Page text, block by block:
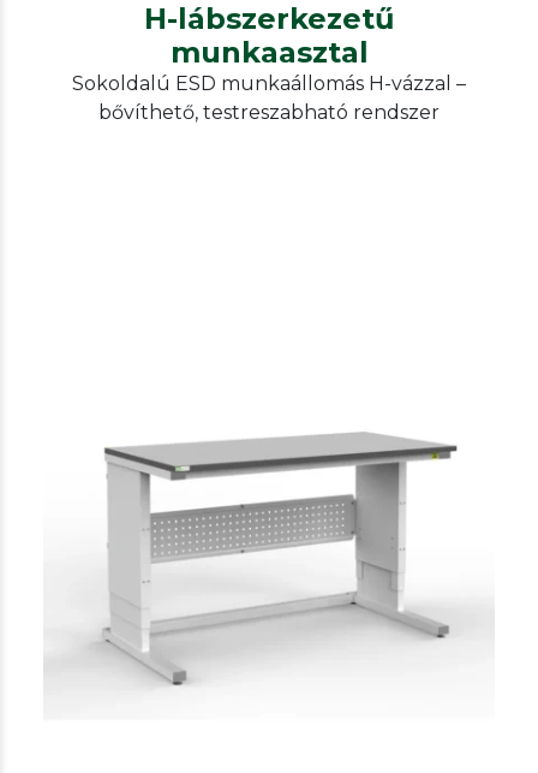
H-lábszerkezetű
munkaasztal
Sokoldalú ESD munkaállomás H-vázzal –
bővíthető, testreszabható rendszer
Rtwork
ESD and non-ESD desks, chairs,
additional furniture
Heavy Duty Electric ESD Modular